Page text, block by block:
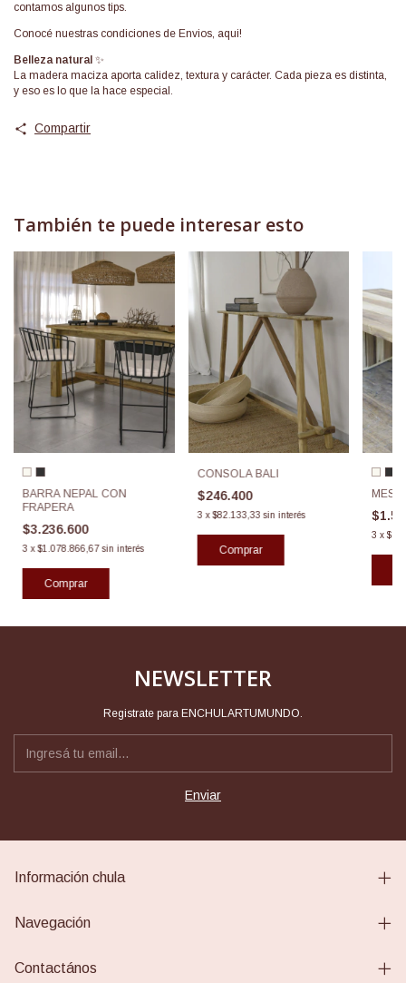
contamos algunos tips.
Conocé nuestras condiciones de Envios, aqui!
Belleza natural ✨
La madera maciza aporta calidez, textura y carácter. Cada pieza es distinta,
y eso es lo que la hace especial.
Compartir
También te puede interesar esto
BARRA NEPAL CON
FRAPERA
$3.236.600
3 x$1.078.866,67 sin interés
Comprar
CONSOLA BALI
$246.400
3 x$82.133,33 sin interés
Comprar
3 x
NEWSLETTER
Registrate para ENCHULARTUMUNDO.
Información chula
Navegación
Contactános